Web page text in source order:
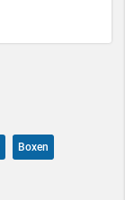
Boxen